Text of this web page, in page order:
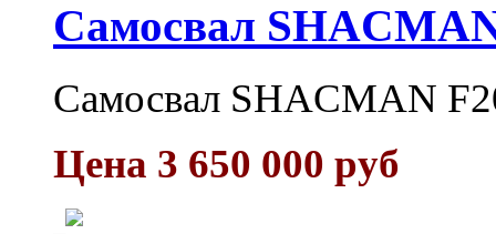
Самосвал
Самосвал SHACMAN
Цена 3 650 000 руб